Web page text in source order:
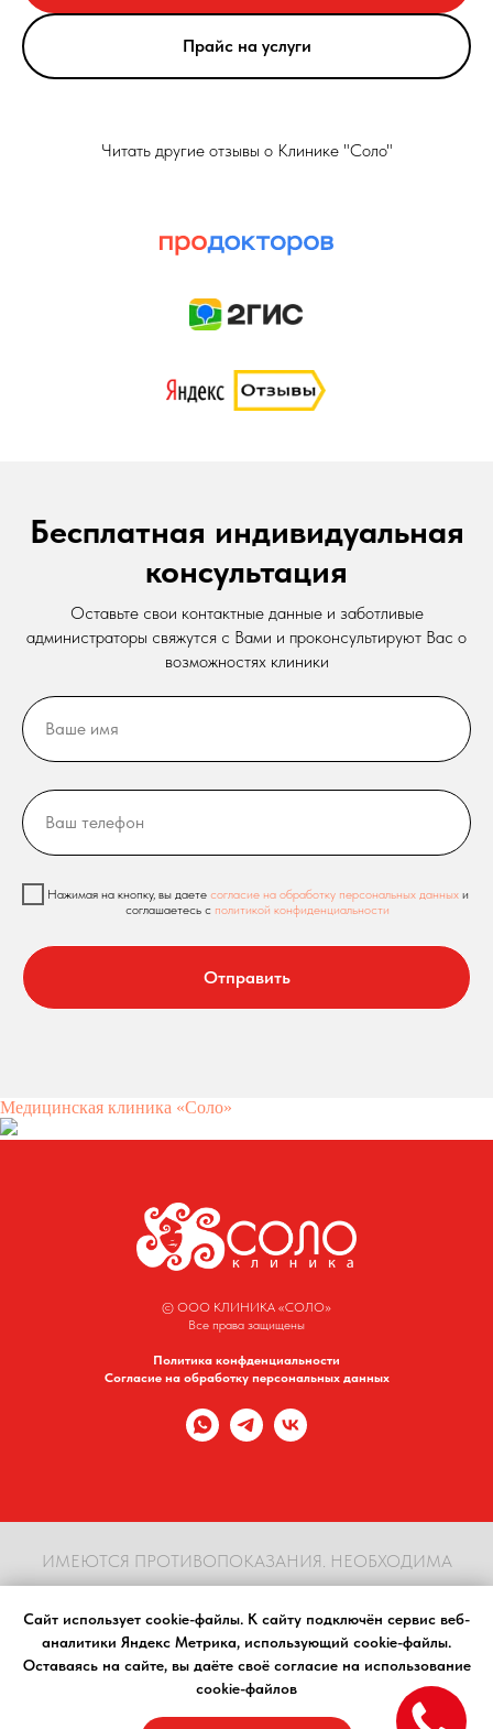
Прайс на услуги
Читать другие отзывы о Клинике "Соло"
Бесплатная индивидуальная
консультация
Оставьте свои контактные данные и заботливые
администраторы свяжутся с Вами и проконсультируют Вас о
возможностях клиники
Нажимая на кнопку, вы даете согласие на обработку персональных данных и
соглашаетесь c политикой конфиденциальности
Отправить
Медицинская клиника «Соло»
© ООО КЛИНИКА «СОЛО»
Все права защищены
Политика конфденциальности
Согласие на обработку персональных данных
ИМЕЮТСЯ ПРОТИВОПОКАЗАНИЯ. НЕОБХОДИМА
КОНСУЛЬТАЦИЯ СПЕЦИАЛИСТА
для образовательных целей и не должны использоваться в качестве медицинских
рекомендаций. Определение диагноза и выбор методики лечения остается
исключительной прерогативой вашего лечащего врача! Клиника Соло не несёт
Сайт использует cookie-файлы. К cайту подключён сервис веб-
аналитики Яндекс Метрика, использующий cookie-файлы.
Оставаясь на сайте, вы даёте своё согласие на использование
cookie-файлов